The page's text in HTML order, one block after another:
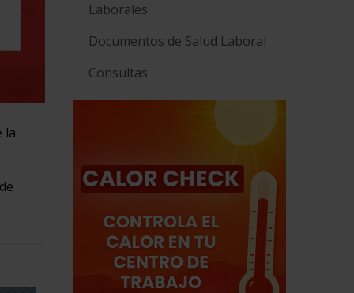
la
Laborales
Documentos de Salud Laboral
Consultas